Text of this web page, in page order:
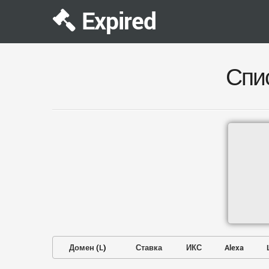
Expired
Домен (L) Ставка ИКС Alexa